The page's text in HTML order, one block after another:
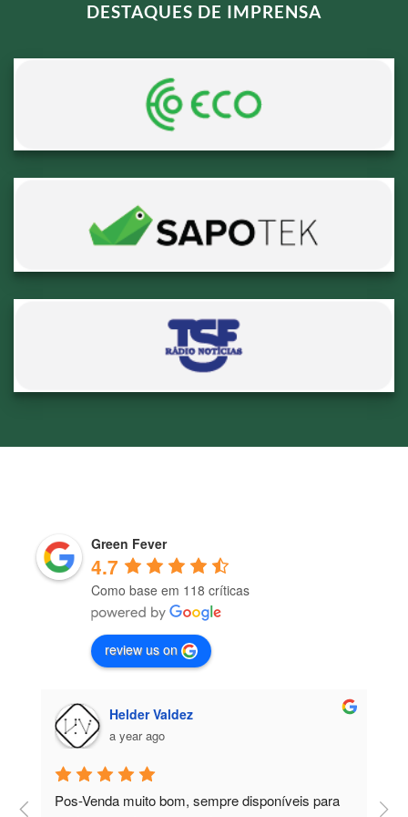
DESTAQUES DE IMPRENSA
Green Fever
4.7
Como base em 118 críticas
review us on
Helder Valdez
a year ago
Pos-Venda muito bom, sempre disponíveis para